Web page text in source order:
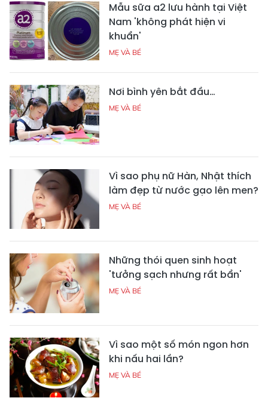
Mẫu sữa a2 lưu hành tại Việt
Nam 'không phát hiện vi
khuẩn'
MẸ VÀ BÉ
Nơi bình yên bắt đầu…
MẸ VÀ BÉ
Vì sao phụ nữ Hàn, Nhật thích
làm đẹp từ nước gạo lên men?
MẸ VÀ BÉ
Những thói quen sinh hoạt
'tưởng sạch nhưng rất bẩn'
MẸ VÀ BÉ
Vì sao một số món ngon hơn
khi nấu hai lần?
MẸ VÀ BÉ